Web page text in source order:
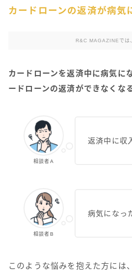
カードローンの返済が病気
R&C MAGAZINEでは
カードローンを返済中に病気に
ードローンの返済ができなくな
相談者A
返済中に収
相談者B
病気になっ
このような悩みを抱えた方には